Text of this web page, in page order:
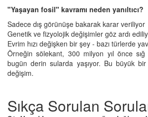
"Yaşayan fosil" kavramı neden yanıltıcı?
Sadece dış görünüşe bakarak karar veriliyor
Genetik ve fizyolojik değişimler göz ardı
Evrim hızı değişken bir şey - bazı türlerde
Örneğin sölekant, 300 milyon yıl önce
bugün derin sularda yaşıyor. Bu büyük
değişim.
Sıkça Sorulan